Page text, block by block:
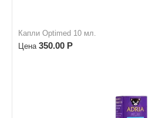
Капли Optimed 10 мл.
Цена 350.00 Р